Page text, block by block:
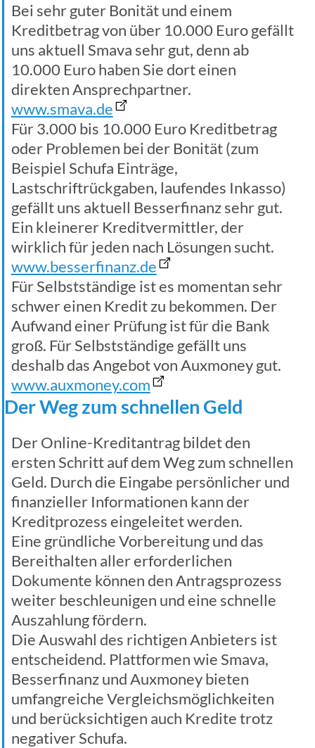
Bei sehr guter Bonität und einem
Kreditbetrag von über 10.000 Euro gefällt
uns aktuell Smava sehr gut, denn ab
10.000 Euro haben Sie dort einen
direkten Ansprechpartner.
www.smava.de
Für 3.000 bis 10.000 Euro Kreditbetrag
oder Problemen bei der Bonität (zum
Beispiel Schufa Einträge,
Lastschriftrückgaben, laufendes Inkasso)
gefällt uns aktuell Besserfinanz sehr gut.
Ein kleinerer Kreditvermittler, der
wirklich für jeden nach Lösungen sucht.
www.besserfinanz.de
Für Selbstständige ist es momentan sehr
schwer einen Kredit zu bekommen. Der
Aufwand einer Prüfung ist für die Bank
groß. Für Selbstständige gefällt uns
deshalb das Angebot von Auxmoney gut.
www.auxmoney.com
Der Weg zum schnellen Geld
Der Online-Kreditantrag bildet den
ersten Schritt auf dem Weg zum schnellen
Geld. Durch die Eingabe persönlicher und
finanzieller Informationen kann der
Kreditprozess eingeleitet werden.
Eine gründliche Vorbereitung und das
Bereithalten aller erforderlichen
Dokumente können den Antragsprozess
weiter beschleunigen und eine schnelle
Auszahlung fördern.
Die Auswahl des richtigen Anbieters ist
entscheidend. Plattformen wie Smava,
Besserfinanz und Auxmoney bieten
umfangreiche Vergleichsmöglichkeiten
und berücksichtigen auch Kredite trotz
negativer Schufa.